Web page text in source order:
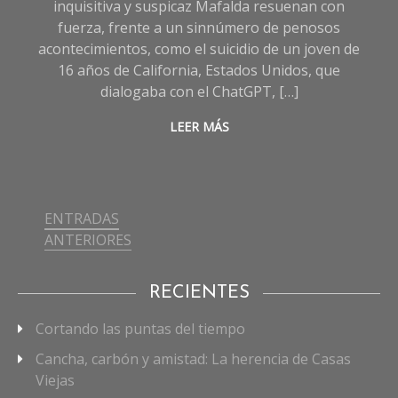
inquisitiva y suspicaz Mafalda resuenan con
fuerza, frente a un sinnúmero de penosos
acontecimientos, como el suicidio de un joven de
16 años de California, Estados Unidos, que
dialogaba con el ChatGPT, […]
LEER MÁS
Navegación
de
entradas
ENTRADAS
ANTERIORES
RECIENTES
Cortando las puntas del tiempo
Cancha, carbón y amistad: La herencia de Casas
Viejas